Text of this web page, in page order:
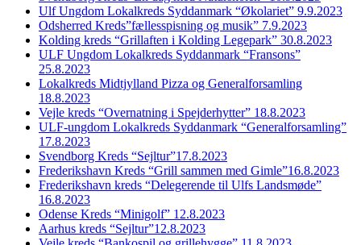
Ulf Ungdom Lokalkreds Syddanmark “Økolariet” 9.9.2023
Odsherred Kreds”fællesspisning og musik” 7.9.2023
Kolding kreds “Grillaften i Kolding Legepark” 30.8.2023
ULF Ungdom Lokalkreds Syddanmark “Fransons”
25.8.2023
Lokalkreds Midtjylland Pizza og Generalforsamling
18.8.2023
Vejle kreds “Overnatning i Spejderhytter” 18.8.2023
ULF-ungdom Lokalkreds Syddanmark “Generalforsamling”
17.8.2023
Svendborg Kreds “Sejltur”17.8.2023
Frederikshavn Kreds “Grill sammen med Gimle”16.8.2023
Frederikshavn kreds “Delegerende til Ulfs Landsmøde”
16.8.2023
Odense Kreds “Minigolf” 12.8.2023
Aarhus kreds “Sejltur”12.8.2023